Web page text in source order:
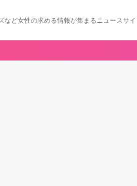
など女性の求める情報が集まるニュースサイ